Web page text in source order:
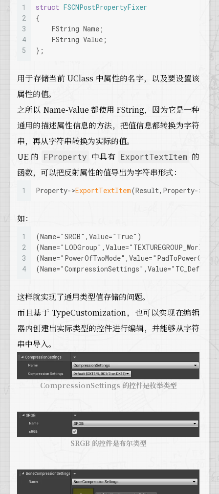
1
2
3
4
5
struct FSCNPostPropertyFixer
{
    FString Name;
    FString Value;
};
用于存储当前 UClass 中属性的名字，以及要设置该
属性的值。
之所以 Name-Value 都使用 FString，因为它是一种
通用的描述属性信息的方法，把值信息都转换为字符
串，再从字符串转换为实际的值。
UE 的 FProperty 中具有 ExportTextItem 的
函数，可以把反射属性的值导出为字符串形式：
1 Property->ExportTextItem(Result,Property->
如：
1
2
3
4
(Name="SRGB",Value="True")
(Name="LODGroup",Value="TEXTUREGROUP_World")
这样就实现了通用类型值存储的问题。
而且基于 TypeCustomization，也可以实现在编辑
器内创建出实际类型的控件进行编辑，并能够从字符
串中导入。
CompressionSettings 的控件是枚举类型
SRGB 的控件是布尔类型